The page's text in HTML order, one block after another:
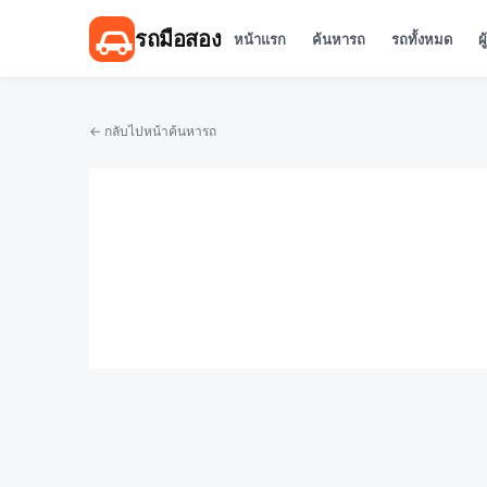
รถมือสอง หน้าแรก ค้นหารถ รถทั้งหมด
← กลับไปหน้าค้นหารถ